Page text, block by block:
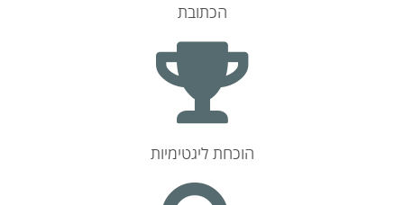
הכתובת
הוכחת ליגטימיות